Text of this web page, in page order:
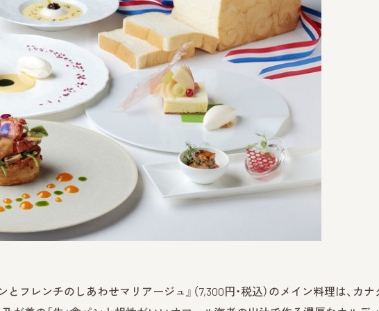
とフレンチのしあわせマリアージュ』（7,300円・税込）のメイン料理は、カナ